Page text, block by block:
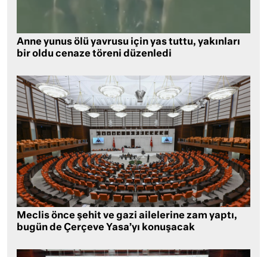
Anne yunus ölü yavrusu için yas tuttu, yakınları
bir oldu cenaze töreni düzenledi
Meclis önce şehit ve gazi ailelerine zam yaptı,
bugün de Çerçeve Yasa’yı konuşacak